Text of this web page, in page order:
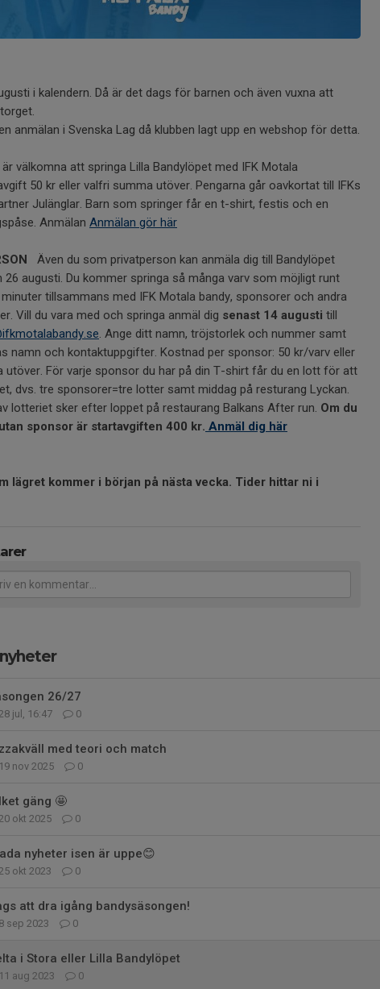
i kalendern. Då är det dags för barnen och även vuxna att
anmälan i Svenska Lag då klubben lagt upp en webshop för detta.
välkomna att springa Lilla Bandylöpet med IFK Motala
50 kr eller valfri summa utöver. Pengarna går oavkortat till IFKs
Julänglar. Barn som springer får en t-shirt, festis och en
Anmälan Anmälan gör här
Även du som privatperson kan anmäla dig till Bandylöpet
26 augusti. Du kommer springa så många varv som möjligt runt
tillsammans med IFK Motala bandy, sponsorer och andra
Vill du vara med och springa anmäl dig senast 14 augusti till
. Ange ditt namn, tröjstorlek och nummer samt
namn och kontaktuppgifter. Kostnad per sponsor: 50 kr/varv eller
utöver. För varje sponsor du har på din T-shirt får du en lott för att
dvs. tre sponsorer=tre lotter samt middag på resturang Lyckan.
lotteriet sker efter loppet på restaurang Balkans After run. Om du
sponsor är startavgiften 400 kr. Anmäl dig här
lägret kommer i början på nästa vecka. Tider hittar ni i
26/27
jul, 16:47 0
med teori och match
19 nov 2025 0
gäng 🤩
okt 2025 0
nyheter isen är uppe😊
okt 2023 0
att dra igång bandysäsongen!
8 sep 2023 0
i Stora eller Lilla Bandylöpet
11 aug 2023 0